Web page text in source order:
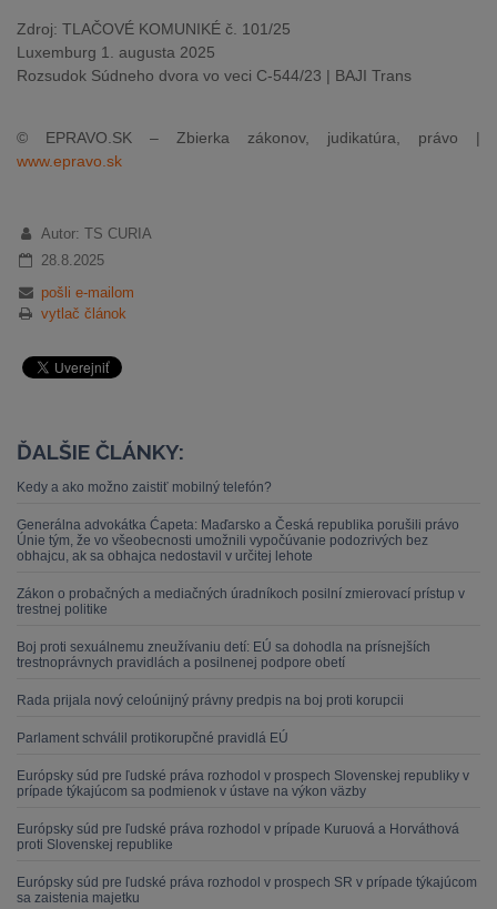
Zdroj: TLAČOVÉ KOMUNIKÉ č. 101/25
Luxemburg 1. augusta 2025
Rozsudok Súdneho dvora vo veci C-544/23 | BAJI Trans
© EPRAVO.SK – Zbierka zákonov, judikatúra, právo |
www.epravo.sk
Autor: TS CURIA
28.8.2025
pošli e-mailom
vytlač článok
ĎALŠIE ČLÁNKY:
Kedy a ako možno zaistiť mobilný telefón?
Generálna advokátka Ćapeta: Maďarsko a Česká republika porušili právo
Únie tým, že vo všeobecnosti umožnili vypočúvanie podozrivých bez
obhajcu, ak sa obhajca nedostavil v určitej lehote
Zákon o probačných a mediačných úradníkoch posilní zmierovací prístup v
trestnej politike
Boj proti sexuálnemu zneužívaniu detí: EÚ sa dohodla na prísnejších
trestnoprávnych pravidlách a posilnenej podpore obetí
Rada prijala nový celoúnijný právny predpis na boj proti korupcii
Parlament schválil protikorupčné pravidlá EÚ
Európsky súd pre ľudské práva rozhodol v prospech Slovenskej republiky v
prípade týkajúcom sa podmienok v ústave na výkon väzby
Európsky súd pre ľudské práva rozhodol v prípade Kuruová a Horváthová
proti Slovenskej republike
Európsky súd pre ľudské práva rozhodol v prospech SR v prípade týkajúcom
sa zaistenia majetku